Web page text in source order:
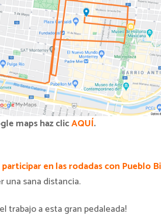
maps haz clicAQUÍ.
en las rodadas con Pueblo
una sana distancia.
trabajo a esta gran pedaleada!